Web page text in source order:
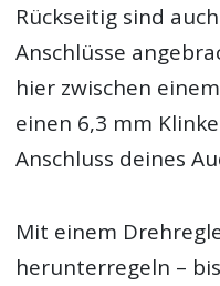
Rückseitig sind
Anschlüsse
hier zwischen
einen 6,3 mm
Anschluss deines
Mit einem
herunterregeln –